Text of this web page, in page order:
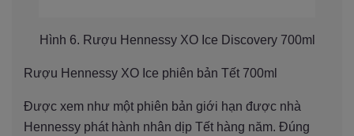
Hình 6. Rượu Hennessy XO Ice Discovery 700ml
Rượu Hennessy XO Ice phiên bản Tết 700ml
Được xem như một phiên bản giới hạn được nhà
Hennessy phát hành nhân dịp Tết hàng năm. Đúng